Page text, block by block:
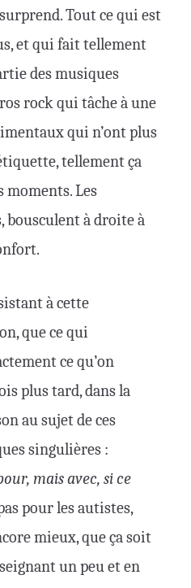
Tout ce qui est
et qui fait tellement
des musiques
rock qui tâche à une
qui n’ont plus
tellement ça
Les
bousculent à droite à
à cette
que ce qui
ce qu’on
plus tard, dans la
au sujet de ces
singulières :
mais avec, si ce
pour les autistes,
mieux, que ça soit
un peu et en